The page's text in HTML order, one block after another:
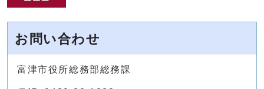
お問い合わせ
富津市役所総務部総務課